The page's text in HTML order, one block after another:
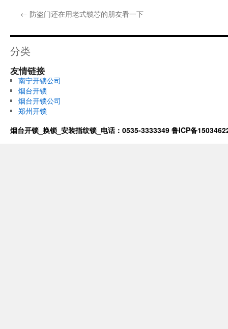
← 防盗门还在用老式锁芯的朋友看一下
分类
友情链接
南宁开锁公司
烟台开锁
烟台开锁公司
郑州开锁
烟台开锁_换锁_安装指纹锁_电话：0535-3333349 鲁ICP备